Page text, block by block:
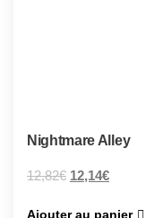
Nightmare Alley
12,82€ 12,14€
Ajouter au panier